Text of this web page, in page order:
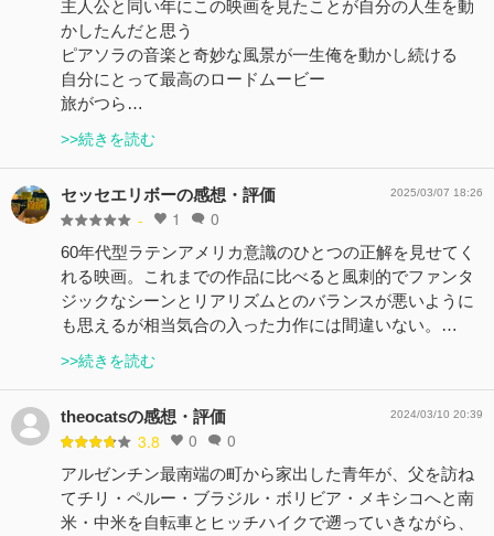
主人公と同い年にこの映画を見たことが自分の人生を動
かしたんだと思う
ピアソラの音楽と奇妙な風景が一生俺を動かし続ける
自分にとって最高のロードムービー
旅がつら…
>>続きを読む
セッセエリボーの感想・評価
- 1 0
2025/03/07 18:26
60年代型ラテンアメリカ意識のひとつの正解を見せてく
れる映画。これまでの作品に比べると風刺的でファンタ
ジックなシーンとリアリズムとのバランスが悪いように
も思えるが相当気合の入った力作には間違いない。…
>>続きを読む
theocatsの感想・評価
3.8 0 0
2024/03/10 20:39
アルゼンチン最南端の町から家出した青年が、父を訪ね
てチリ・ペルー・ブラジル・ボリビア・メキシコへと南
米・中米を自転車とヒッチハイクで遡っていきながら、